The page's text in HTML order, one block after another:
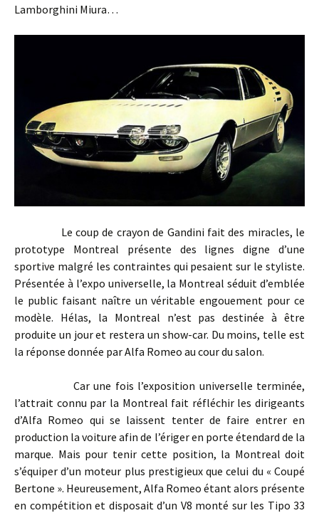
Lamborghini Miura…
Le coup de crayon de Gandini fait des miracles, le
prototype Montreal présente des lignes digne d’une
sportive malgré les contraintes qui pesaient sur le styliste.
Présentée à l’expo universelle, la Montreal séduit d’emblée
le public faisant naître un véritable engouement pour ce
modèle. Hélas, la Montreal n’est pas destinée à être
produite un jour et restera un show-car. Du moins, telle est
la réponse donnée par Alfa Romeo au cour du salon.
Car une fois l’exposition universelle terminée,
l’attrait connu par la Montreal fait réfléchir les dirigeants
d’Alfa Romeo qui se laissent tenter de faire entrer en
production la voiture afin de l’ériger en porte étendard de la
marque. Mais pour tenir cette position, la Montreal doit
s’équiper d’un moteur plus prestigieux que celui du « Coupé
Bertone ». Heureusement, Alfa Romeo étant alors présente
en compétition et disposait d’un V8 monté sur les Tipo 33